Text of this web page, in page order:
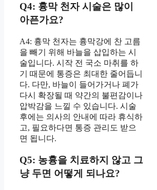
Q4: 흉막 천자 시술은 많이
아픈가요?
A4: 흉막 천자는 흉막강에 찬 고름
을 빼기 위해 바늘을 삽입하는 시
술입니다. 시작 전 국소 마취를 하
기 때문에 통증은 최대한 줄어듭니
다. 다만, 바늘이 들어가거나 폐가
다시 확장될 때 약간의 불편감이나
압박감을 느낄 수 있습니다. 시술
후에는 의사의 안내에 따라 휴식하
고, 필요하다면 통증 관리도 받으
면 됩니다.
Q5: 농흉을 치료하지 않고 그
냥 두면 어떻게 되나요?